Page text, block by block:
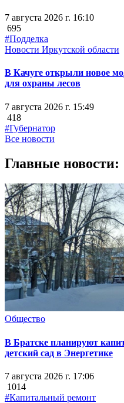
7 августа 2026 г. 16:10
695
#Подделка
Новости Иркутской области
В Качуге открыли новое
для охраны лесов
7 августа 2026 г. 15:49
418
#Губернатор
Все новости
Главные новости:
Общество
В Братске планируют
детский сад в Энергетике
7 августа 2026 г. 17:06
1014
#Капитальный ремонт